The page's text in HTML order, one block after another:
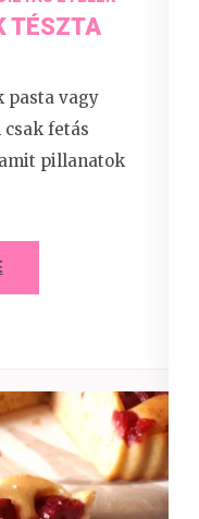
TÉSZTA
pasta vagy
csak fetás
pillanatok